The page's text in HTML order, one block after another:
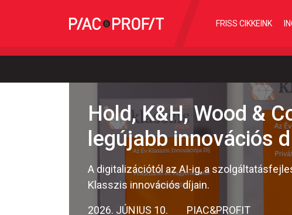
FRISS CIKKEINK
Hold, K&H, Wood &
legújabb innovációs
A digitalizációtól az AI-ig, a
Klasszis innovációs díjain.
2026. JÚNIUS 10. PIAC&PROFIT